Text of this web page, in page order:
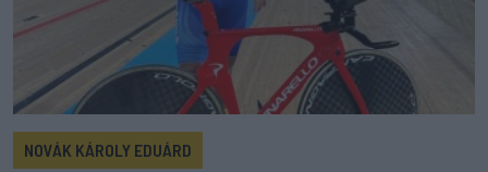
NOVÁK KÁROLY EDUÁRD